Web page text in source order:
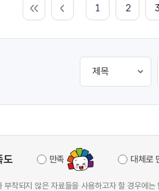
1 2 3
도 만족 대체로
부착되지 않은 자료들을 사용하고자 할 경우에